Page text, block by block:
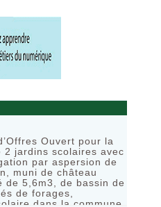
Ouvert pour la
2 jardins scolaires avec
par aspersion de
muni de château
de 5,6m3, de bassin de
de forages,
dans la commune